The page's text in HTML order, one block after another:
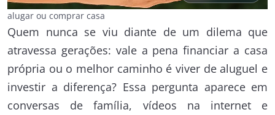
alugar ou comprar casa
Quem nunca se viu diante de um dilema que
atravessa gerações: vale a pena financiar a casa
própria ou o melhor caminho é viver de aluguel e
investir a diferença? Essa pergunta aparece em
conversas de família, vídeos na internet e